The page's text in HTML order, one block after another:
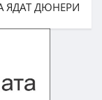
ЯДАТ ДЮНЕРИ